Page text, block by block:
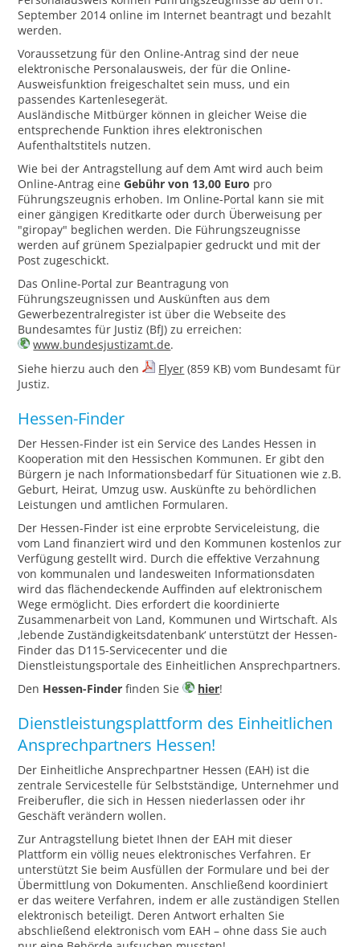
September 2014 online im Internet beantragt und bezahlt
werden.
Voraussetzung für den Online-Antrag sind der neue
elektronische Personalausweis, der für die Online-
Ausweisfunktion freigeschaltet sein muss, und ein
passendes Kartenlesegerät.
Ausländische Mitbürger können in gleicher Weise die
entsprechende Funktion ihres elektronischen
Aufenthaltstitels nutzen.
Wie bei der Antragstellung auf dem Amt wird auch beim
Online-Antrag eineGebühr von 13,00 Euro pro
Führungszeugnis erhoben. Im Online-Portal kann sie mit
einer gängigen Kreditkarte oder durch Überweisung per
"giropay" beglichen werden. Die Führungszeugnisse
werden auf grünem Spezialpapier gedruckt und mit der
Post zugeschickt.
Das Online-Portal zur Beantragung von
Führungszeugnissen und Auskünften aus dem
Gewerbezentralregister ist über die Webseite des
Bundesamtes für Justiz (BfJ) zu erreichen:
www.bundesjustizamt.de.
Siehe hierzu auch den
Flyer (859 KB) vom Bundesamt für
Justiz.
Hessen-Finder
Der Hessen-Finder ist ein Service des Landes Hessen in
Kooperation mit den Hessischen Kommunen. Er gibt den
Bürgern je nach Informationsbedarf für Situationen wie z.B.
Geburt, Heirat, Umzug usw. Auskünfte zu behördlichen
Leistungen und amtlichen Formularen.
Der Hessen-Finder ist eine erprobte Serviceleistung, die
vom Land finanziert wird und den Kommunen kostenlos zur
Verfügung gestellt wird. Durch die effektive Verzahnung
von kommunalen und landesweiten Informationsdaten
wird das flächendeckende Auffinden auf elektronischem
Wege ermöglicht. Dies erfordert die koordinierte
Zusammenarbeit von Land, Kommunen und Wirtschaft. Als
‚lebende Zuständigkeitsdatenbank‘ unterstützt der Hessen-
Finder das D115-Servicecenter und die
Dienstleistungsportale des Einheitlichen Ansprechpartners.
Den Hessen-Finder finden Sie hier!
Dienstleistungsplattform des Einheitlichen
Ansprechpartners Hessen!
Der Einheitliche Ansprechpartner Hessen (EAH) ist die
zentrale Servicestelle für Selbstständige, Unternehmer und
Freiberufler, die sich in Hessen niederlassen oder ihr
Geschäft verändern wollen.
Zur Antragstellung bietet Ihnen der EAH mit dieser
Plattform ein völlig neues elektronisches Verfahren. Er
unterstützt Sie beim Ausfüllen der Formulare und bei der
Übermittlung von Dokumenten. Anschließend koordiniert
er das weitere Verfahren, indem er alle zuständigen Stellen
elektronisch beteiligt. Deren Antwort erhalten Sie
abschließend elektronisch vom EAH – ohne dass Sie auch